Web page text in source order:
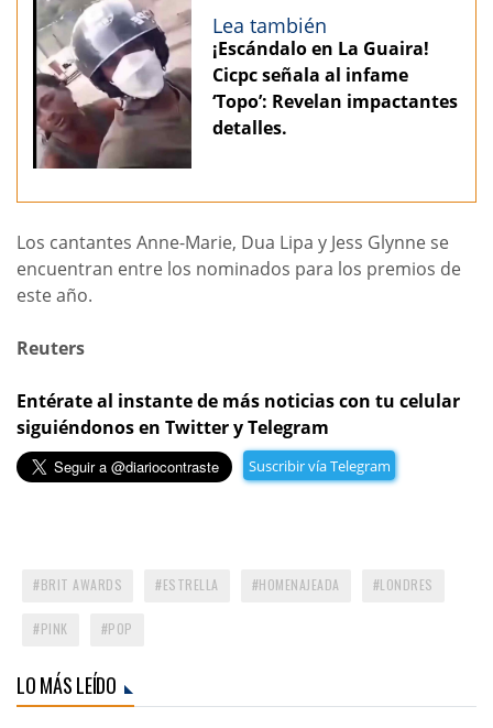
Lea también
¡Escándalo en La Guaira!
Cicpc señala al infame
‘Topo’: Revelan impactantes
detalles.
Los cantantes Anne-Marie, Dua Lipa y Jess Glynne se
encuentran entre los nominados para los premios de
este año.
Reuters
Entérate al instante de más noticias con tu celular
siguiéndonos en Twitter y Telegram
Suscribir vía Telegram
BRIT AWARDS ESTRELLA HOMENAJEADA LONDRES
PINK POP
LO MÁS LEÍDO